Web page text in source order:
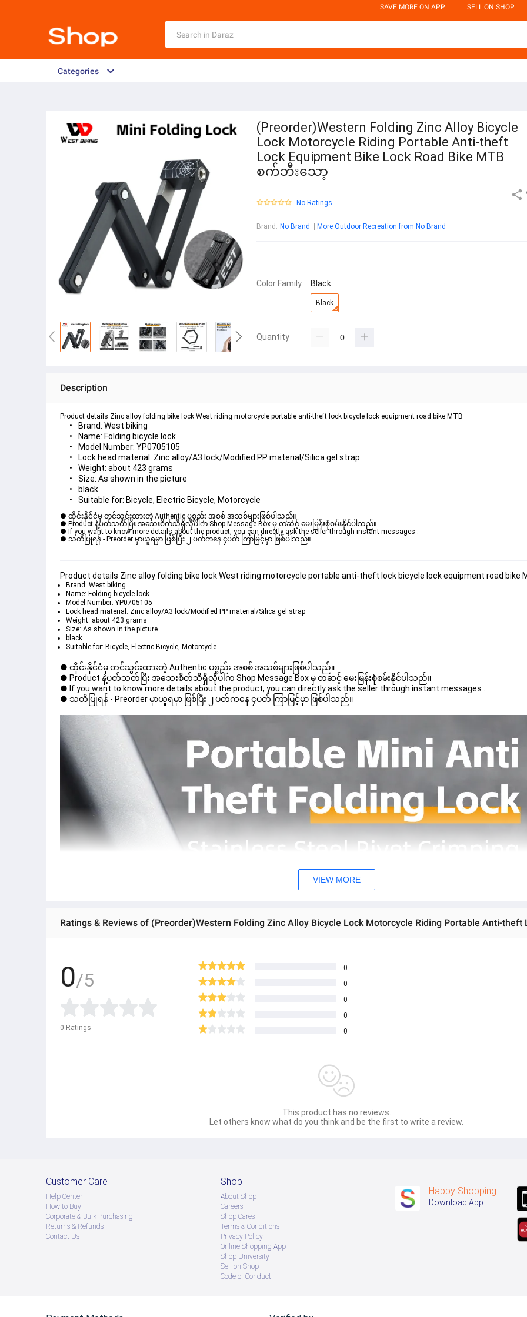
SAVE MORE ON APP SELL ON SHOP
Categories
(Preorder)Western Folding Zinc Alloy Bicycle
Lock Motorcycle Riding Portable Anti-theft
Lock Equipment Bike Lock Road Bike MTB
စက်ဘီးသော့
No Ratings
Brand : No Brand More Outdoor Recreation from No Brand
Color Family Black
Black
Quantity
Description
Product details Zinc alloy folding bike lock West riding motorcycle portable anti-theft lock bicycle lock equipment road bike MTB
Brand: West biking
Name: Folding bicycle lock
Model Number: YP0705105
Lock head material: Zinc alloy/A3 lock/Modified PP material/Silica gel strap
Weight: about 423 grams
Size: As shown in the picture
black
Suitable for: Bicycle, Electric Bicycle, Motorcycle
● ထိုင်းနိုင်ငံမှ တင်သွင်းထားတဲ့ Authentic ပစ္စည်း အစစ် အသစ်များဖြစ်ပါသည်။
● Product နဲ့ပတ်သတ်ပြီး အသေးစိတ်သိရှိလိုပါက Shop Message Box မှ တဆင့် မေးမြန်းစုံစမ်းနိုင်ပါသည်။
● If you want to know more details about the product, you can directly ask the seller through instant messages .
● သတိပြုရန် - Preorder မှာယူရမှာ ဖြစ်ပြီး ၂ ပတ်ကနေ ၄ပတ် ကြာမြင့်မှာ ဖြစ်ပါသည်။
Product details Zinc alloy folding bike lock West riding motorcycle portable anti-theft lock bicycle lock equipment road bike
Brand: West biking
Name: Folding bicycle lock
Model Number: YP0705105
Lock head material: Zinc alloy/A3 lock/Modified PP material/Silica gel strap
Weight: about 423 grams
Size: As shown in the picture
black
Suitable for: Bicycle, Electric Bicycle, Motorcycle
● ထိုင်းနိုင်ငံမှ တင်သွင်းထားတဲ့ Authentic ပစ္စည်း အစစ် အသစ်များဖြစ်ပါသည်။
● Product နဲ့ပတ်သတ်ပြီး အသေးစိတ်သိရှိလိုပါက Shop Message Box မှ တဆင့် မေးမြန်းစုံစမ်းနိုင်ပါသည်။
● If you want to know more details about the product, you can directly ask the seller through instant messages .
● သတိပြုရန် - Preorder မှာယူရမှာ ဖြစ်ပြီး ၂ ပတ်ကနေ ၄ပတ် ကြာမြင့်မှာ ဖြစ်ပါသည်။
VIEW MORE
0/5
0 Ratings
0
0
0
0
0
This product has no reviews.
Let others know what do you think and be the first to write a review.
Customer Care
Help Center
How to Buy
Corporate & Bulk Purchasing
Returns & Refunds
Contact Us
Shop
About Shop
Careers
Shop Cares
Terms & Conditions
Privacy Policy
Online Shopping App
Shop University
Sell on Shop
Code of Conduct
Happy Shopping
Download App